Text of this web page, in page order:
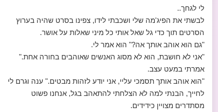
לי לגחך..
לבשתי את הפיג'מה שלי ושכבתי לידו, צפינו בסרט שהיה בערוץ
הסרטים תוך כדי גל שאל אותי כל מיני שאלות על אושר.
"גם הוא אוהב אותך אה?" הוא אמר לי.
"אני לא חושבת, הוא לא מסוג האנשים שאוהבים בחורה אחת."
אמרתי במעט עצב.
"הוא אוהב אותך תסמכי עליי, אני יודע לזהות מבטים." ענה וגרם לי
לחייך, הבנתי למה לא הצלחתי להתאהב בגל, אנחנו פשוט
מסתדרים מצויין כידידים.